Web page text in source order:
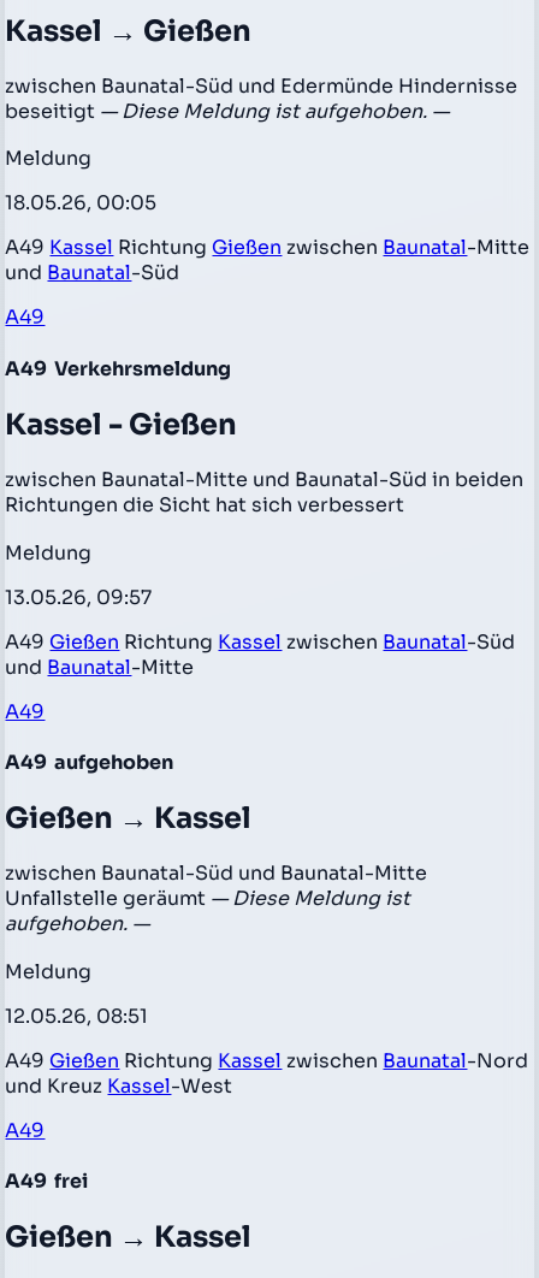
Kassel → Gießen
zwischen Baunatal-Süd und Edermünde Hindernisse
beseitigt — Diese Meldung ist aufgehoben. —
Meldung
18.05.26, 00:05
A49 Kassel Richtung Gießen zwischen Baunatal-Mitte
und Baunatal-Süd
A49
A49 Verkehrsmeldung
Kassel - Gießen
zwischen Baunatal-Mitte und Baunatal-Süd in beiden
Richtungen die Sicht hat sich verbessert
Meldung
13.05.26, 09:57
A49 Gießen Richtung Kassel zwischen Baunatal-Süd
und Baunatal-Mitte
A49
A49 aufgehoben
Gießen → Kassel
zwischen Baunatal-Süd und Baunatal-Mitte
Unfallstelle geräumt — Diese Meldung ist
aufgehoben. —
Meldung
12.05.26, 08:51
A49 Gießen Richtung Kassel zwischen Baunatal-Nord
und Kreuz Kassel-West
A49
A49 frei
Gießen → Kassel